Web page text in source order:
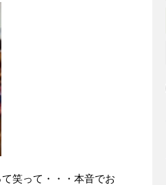
笑って・・・本音でお